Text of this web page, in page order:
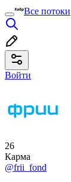
Все потоки
Войти
26
Карма
@frii_fond